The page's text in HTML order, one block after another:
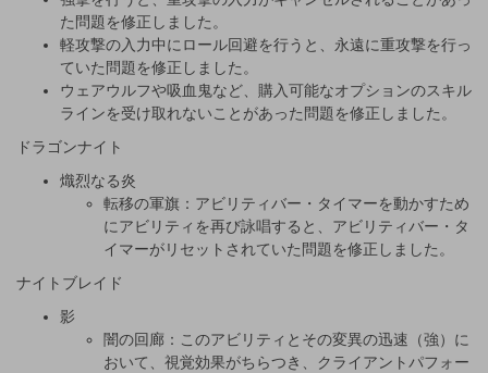
た問題を修正しました。
軽攻撃の入力中にロール回避を行うと、永遠に重攻撃を行っ
ていた問題を修正しました。
ウェアウルフや吸血鬼など、購入可能なオプションのスキル
ラインを受け取れないことがあった問題を修正しました。
ドラゴンナイト
熾烈なる炎
転移の軍旗：アビリティバー・タイマーを動かすため
にアビリティを再び詠唱すると、アビリティバー・タ
イマーがリセットされていた問題を修正しました。
ナイトブレイド
影
闇の回廊：このアビリティとその変異の迅速（強）に
おいて、視覚効果がちらつき、クライアントパフォー